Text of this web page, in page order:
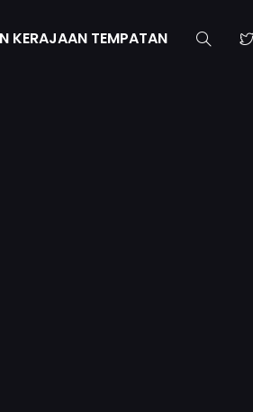
KERAJAAN TEMPATAN